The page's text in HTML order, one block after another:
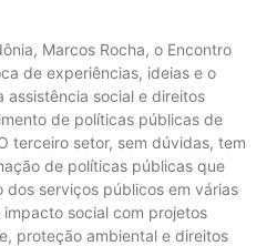
Marcos Rocha, o Encontro
de experiências, ideias e o
social e direitos
de políticas públicas de
terceiro setor, sem dúvidas, tem
de políticas públicas que
serviços públicos em várias
social com projetos
proteção ambiental e direitos